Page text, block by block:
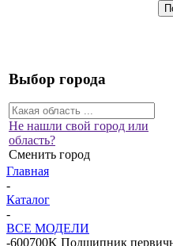
Выбор города
Не нашли свой город или
область?
Сменить город
Главная
-
Каталог
-
ВСЕ МОДЕЛИ
-600700K Подшипник